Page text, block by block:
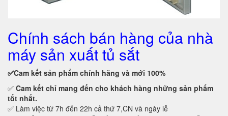
Chính sách bán hàng của nhà
máy sản xuất tủ sắt
✅Cam kết sản phẩm chính hãng và mới 100%
✅ Cam kết chỉ mang đến cho khách hàng những sản phẩm
tốt nhất.
✅ Làm việc từ 7h đến 22h cả thứ 7,CN và ngày lễ